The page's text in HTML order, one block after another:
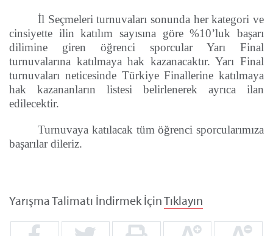
İl Seçmeleri turnuvaları sonunda her kategori ve
cinsiyette ilin katılım sayısına göre %10’luk başarı
dilimine giren öğrenci sporcular Yarı Final
turnuvalarına katılmaya hak kazanacaktır. Yarı Final
turnuvaları neticesinde Türkiye Finallerine katılmaya
hak kazananların listesi belirlenerek ayrıca ilan
edilecektir.
Turnuvaya katılacak tüm öğrenci sporcularımıza
başarılar dileriz.
Yarışma Talimatı İndirmek İçinTıklayın